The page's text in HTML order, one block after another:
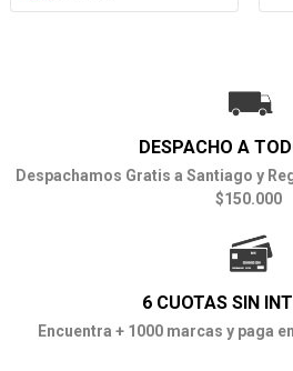
DESPACHO A
Despachamos Gratis a Santiago y
$150.000
6 CUOTAS SIN
Encuentra + 1000 marcas y paga